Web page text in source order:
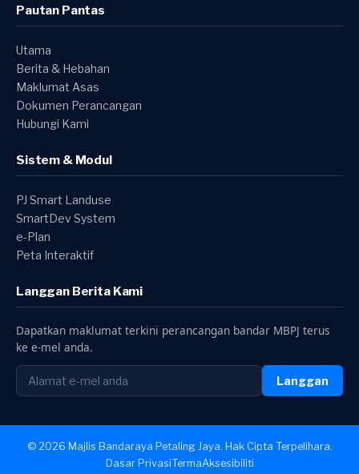
Pautan Pantas
Utama
Berita & Hebahan
Maklumat Asas
Dokumen Perancangan
Hubungi Kami
Sistem & Modul
PJ Smart Landuse
SmartDev System
e-Plan
Peta Interaktif
Langgan Berita Kami
Dapatkan maklumat terkini perancangan bandar MBPJ terus
ke e-mel anda.
Langgan
© 2026 Majlis Bandaraya Petaling Jaya. Hak Cipta Terpelihara.
Dasar PrivasiTermaAksesibiliti